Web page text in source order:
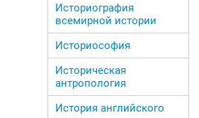
Историография
всемирной истории
Историософия
Историческая
антропология
История английского